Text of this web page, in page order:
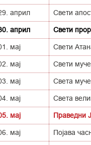
април Свети
април Свети
мај Свети
мај Свети
мај Света
мај Света
мај Праведни
мај Појава